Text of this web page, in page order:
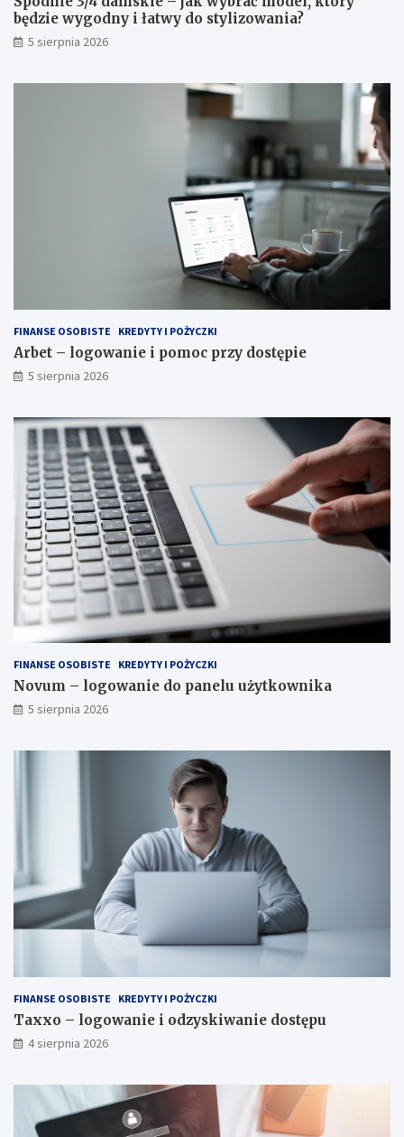
będzie wygodny i łatwy do stylizowania?
5 sierpnia 2026
FINANSE OSOBISTE KREDYTY I POŻYCZKI
Arbet – logowanie i pomoc przy dostępie
5 sierpnia 2026
FINANSE OSOBISTE KREDYTY I POŻYCZKI
Novum – logowanie do panelu użytkownika
5 sierpnia 2026
FINANSE OSOBISTE KREDYTY I POŻYCZKI
Taxxo – logowanie i odzyskiwanie dostępu
4 sierpnia 2026